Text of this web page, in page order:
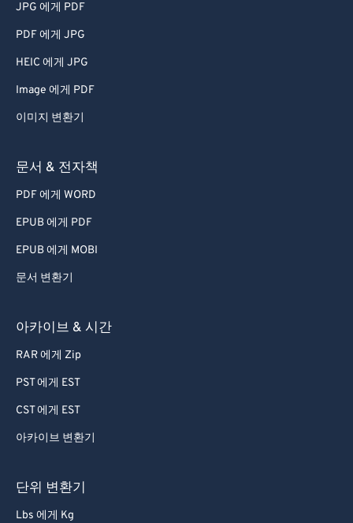
JPG 에게 PDF
PDF 에게 JPG
HEIC 에게 JPG
Image 에게 PDF
이미지 변환기
문서 & 전자책
PDF 에게 WORD
EPUB 에게 PDF
EPUB 에게 MOBI
문서 변환기
아카이브 & 시간
RAR 에게 Zip
PST 에게 EST
CST 에게 EST
아카이브 변환기
단위 변환기
Lbs 에게 Kg